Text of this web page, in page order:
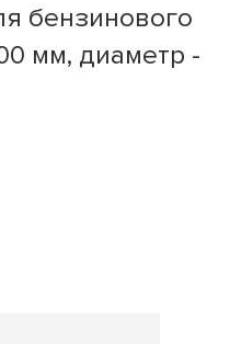
бензинового
мм, диаметр -